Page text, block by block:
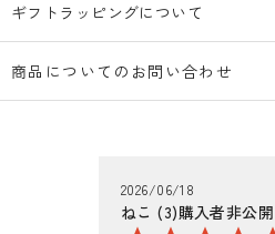
ギフトラッピングについて
商品についてのお問い合わせ
ねこ 3 購入者非公開
2026/06/18